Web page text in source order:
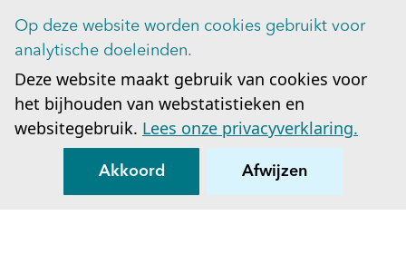
Op deze website worden cookies gebruikt voor
analytische doeleinden.
Deze website maakt gebruik van cookies voor
het bijhouden van webstatistieken en
websitegebruik. Lees onze privacyverklaring.
Akkoord Afwijzen